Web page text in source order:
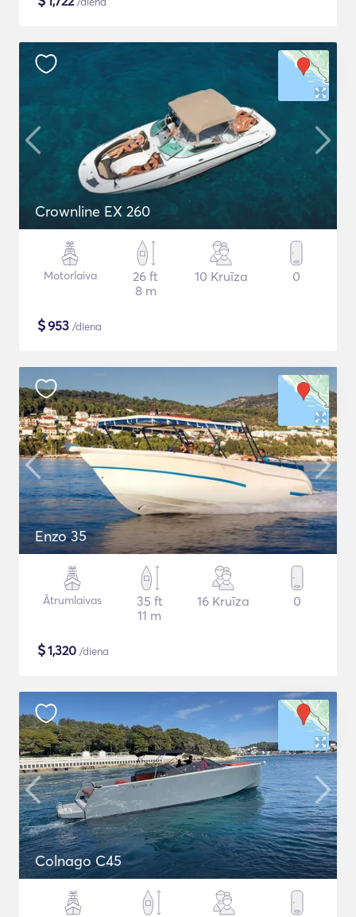
Crownline EX 260
Motorlaiva
26 ft
8 m
10 Kruīza 0
$953 /diena
Enzo 35
Ātrumlaivas
35 ft
11 m
16 Kruīza 0
$1,320 /diena
Colnago C45